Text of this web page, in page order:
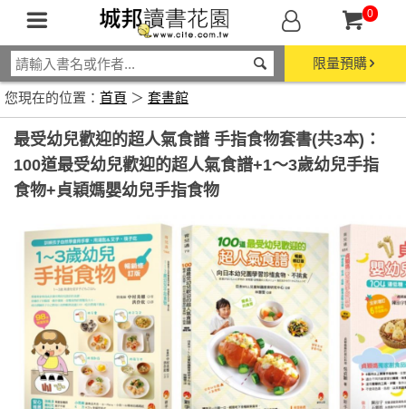
0
限量預購
您現在的位置： 首頁 ＞ 套書館
最受幼兒歡迎的超人氣食譜 手指食物套書(共3本)：
100道最受幼兒歡迎的超人氣食譜+1～3歲幼兒手指
食物+貞穎媽嬰幼兒手指食物